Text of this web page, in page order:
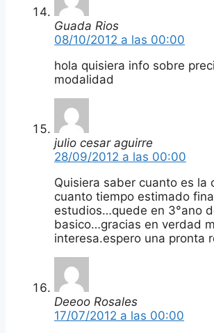
Guada Rios
08/10/2012 a las 00:00
hola quisiera info sobre
modalidad
julio cesar aguirre
28/09/2012 a las 00:00
Quisiera saber cuanto es la
cuanto tiempo estimado
estudios…quede en 3°ano
basico…gracias en verdad
interesa.espero una pronta
Deeoo Rosales
17/07/2012 a las 00:00